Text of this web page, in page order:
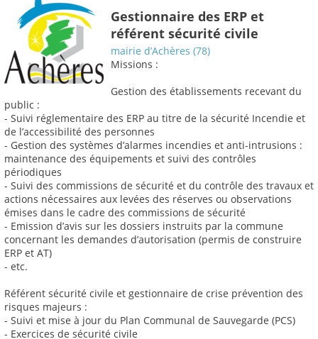
Gestionnaire des ERP et
référent sécurité civile
mairie d’Achères (78)
Missions :
Gestion des établissements recevant du
public :
- Suivi réglementaire des ERP au titre de la sécurité Incendie et
de l’accessibilité des personnes
- Gestion des systèmes d’alarmes incendies et anti-intrusions :
maintenance des équipements et suivi des contrôles
périodiques
- Suivi des commissions de sécurité et du contrôle des travaux et
actions nécessaires aux levées des réserves ou observations
émises dans le cadre des commissions de sécurité
- Emission d’avis sur les dossiers instruits par la commune
concernant les demandes d’autorisation (permis de construire
ERP et AT)
- etc.
Référent sécurité civile et gestionnaire de crise prévention des
risques majeurs :
- Suivi et mise à jour du Plan Communal de Sauvegarde (PCS)
- Exercices de sécurité civile